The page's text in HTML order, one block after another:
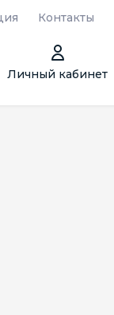
Контакты
Личный кабинет